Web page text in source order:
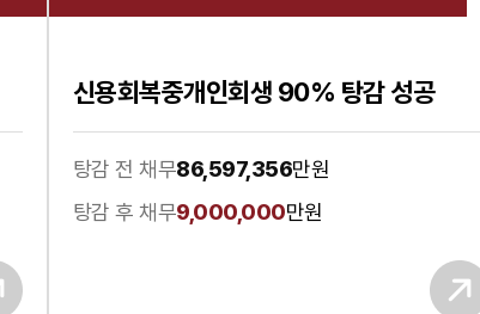
신용회복중개인회생 90% 탕감 성공
탕감 전 채무86,597,356만원
탕감 후 채무9,000,000만원